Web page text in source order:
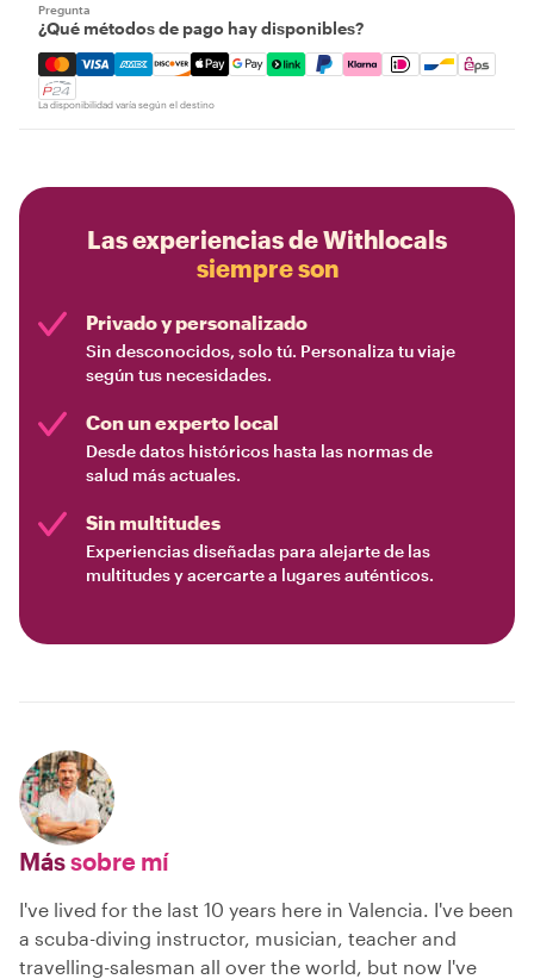
Pregunta
¿Qué métodos de pago hay disponibles?
Mastercard, Visa, Amex, Discover, Apple Pay, Google
La disponibilidad varía según el destino
Las experiencias de Withlocals
siempre son
Privado y personalizado
Sin desconocidos, solo tú. Personaliza tu viaje
según tus necesidades.
Con un experto local
Desde datos históricos hasta las normas de
salud más actuales.
Sin multitudes
Experiencias diseñadas para alejarte de las
multitudes y acercarte a lugares auténticos.
Mássobre mí
I've lived for the last 10 years here in Valencia. I've been
a scuba-diving instructor, musician, teacher and
travelling-salesman all over the world, but now I've